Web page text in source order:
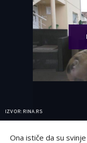
IZVOR: RINA.RS
Ona ističe da su